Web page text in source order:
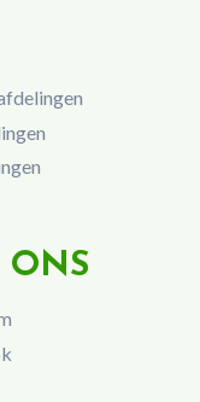
ONS